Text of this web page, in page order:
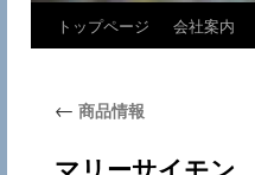
トップページ 会社案内
← 商品情報
マリーサイモン